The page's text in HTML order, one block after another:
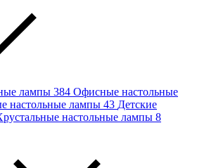
лампы 384 Офисные настольные
настольные лампы 43 Детские
настольные лампы 8